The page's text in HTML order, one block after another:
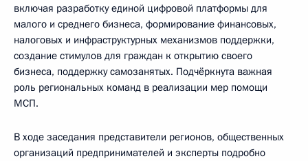
включая разработку единой цифровой платформы для
малого и среднего бизнеса, формирование финансовых,
налоговых и инфраструктурных механизмов поддержки,
создание стимулов для граждан к открытию своего
бизнеса, поддержку самозанятых. Подчёркнута важная
роль региональных команд в реализации мер помощи
МСП.
В ходе заседания представители регионов, общественных
организаций предпринимателей и эксперты подробно